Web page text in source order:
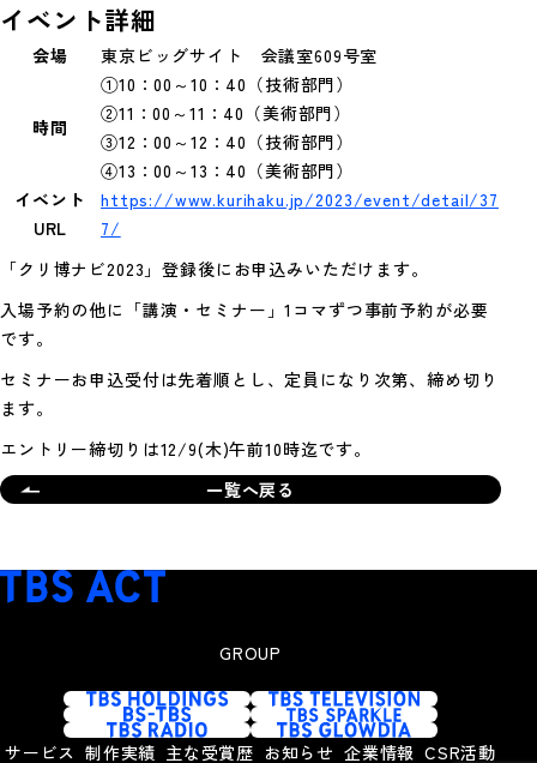
イベント詳細
会場 東京ビッグサイト 会議室609号室
時間
①10：00～10：40（技術部門）
②11：00～11：40（美術部門）
③12：00～12：40（技術部門）
④13：00～13：40（美術部門）
イベント
URL
https://www.kurihaku.jp/2023/event/detail/37
7/
「クリ博ナビ2023」登録後にお申込みいただけます。
入場予約の他に「講演・セミナー」1コマずつ事前予約が必要
です。
セミナーお申込受付は先着順とし、定員になり次第、締め切り
ます。
エントリー締切りは12/9(木)午前10時迄です。
一覧へ戻る
GROUP
サービス 制作実績 主な受賞歴 お知らせ 企業情報 CSR活動